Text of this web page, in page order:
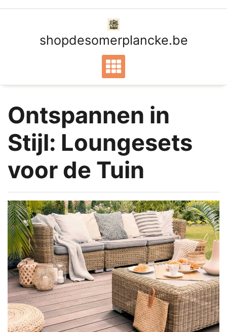
shopdesomerplancke.be
Ontspannen in
Stijl: Loungesets
voor de Tuin